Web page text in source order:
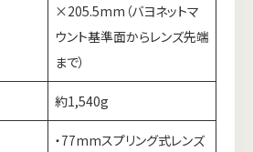
×205.5mm（バヨネットマ
ウント基準面からレンズ先端
まで）
約1,540g
・77mmスプリング式レンズ